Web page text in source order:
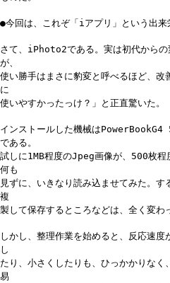
●今回は、これぞ「iアプリ」という出来
さて、iPhoto2である。実は初代からの
が、
使い勝手はまさに豹変と呼べるほど、改
に
使いやすかったっけ？」と正直驚いた。
インストールした機械はPowerBookG4
である。
試しに1MB程度のJpeg画像が、500枚程
何も
見ずに、いきなり読み込ませてみた。
複
製して保存するところなどは、全く変わ
しかし、整理作業を始めると、反応速度
し
たり、小さくしたりも、ひっかかりな
易